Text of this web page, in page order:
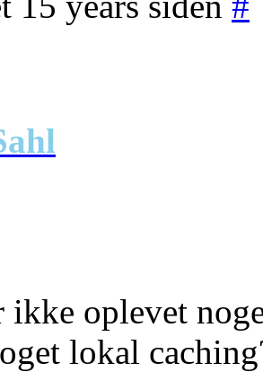
ikke oplevet
lokal